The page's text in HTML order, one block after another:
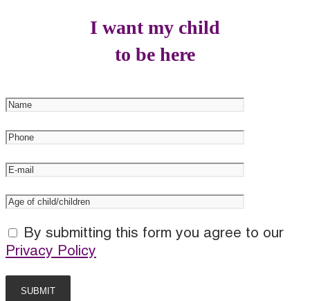
I want my child
to be here
By submitting this form you agree to our
Privacy Policy